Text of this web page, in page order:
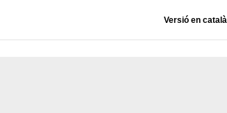
Versió en català